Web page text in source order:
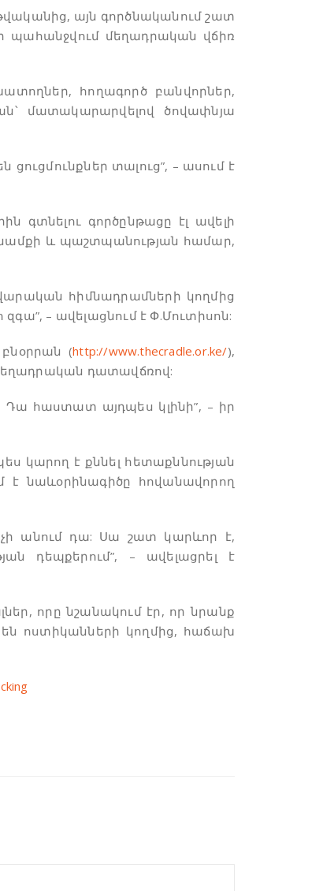
այն գործնականում շատ
պահանջվում մեղադրական վճիռ
հողագործ բանվորներ,
մատակարարվելով ծովափնյա
տալուց”, – ասում է
գտնելու գործընթացը էլ ավելի
և պաշտպանության համար,
հիմնադրամների կողմից
– ավելացնում է Փ.Մուտիսոն:
(http://www.thecradle.or.ke/),
դատավճռով:
հաստատ այդպես կլինի”, – իր
կարող է քննել հետաքննության
է նաևօրինագիծը հովանավորող
անում դա: Սա շատ կարևոր է,
դեպքերում”, – ավելացրել է
որը նշանակում էր, որ նրանք
ոստիկանների կողմից, հաճախ